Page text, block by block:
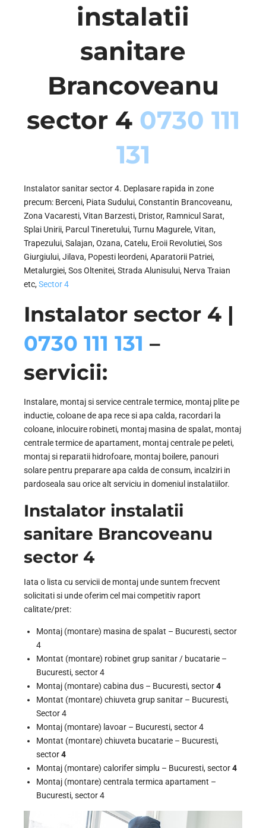
instalatii
sanitare
Brancoveanu
sector 4 0730 111
131
Instalator sanitar sector 4. Deplasare rapida in zone
precum: Berceni, Piata Sudului, Constantin Brancoveanu,
Zona Vacaresti, Vitan Barzesti, Dristor, Ramnicul Sarat,
Splai Unirii, Parcul Tineretului, Turnu Magurele, Vitan,
Trapezului, Salajan, Ozana, Catelu, Eroii Revolutiei, Sos
Giurgiului, Jilava, Popesti leordeni, Aparatorii Patriei,
Metalurgiei, Sos Oltenitei, Strada Alunisului, Nerva Traian
etc,Sector 4
Instalator sector 4 |
0730 111 131 –
servicii:
Instalare, montaj si service centrale termice, montaj plite pe
inductie, coloane de apa rece si apa calda, racordari la
coloane, inlocuire robineti, montaj masina de spalat, montaj
centrale termice de apartament, montaj centrale pe peleti,
montaj si reparatii hidrofoare, montaj boilere, panouri
solare pentru preparare apa calda de consum, incalziri in
pardoseala sau orice alt serviciu in domeniul instalatiilor.
Instalator instalatii
sanitare Brancoveanu
sector 4
Iata o lista cu servicii de montaj unde suntem frecvent
solicitati si unde oferim cel mai competitiv raport
calitate/pret:
Montaj (montare) masina de spalat – Bucuresti, sector
4
Montat (montare) robinet grup sanitar / bucatarie –
Bucuresti, sector 4
Montaj (montare) cabina dus – Bucuresti, sector4
Montat (montare) chiuveta grup sanitar – Bucuresti,
Sector 4
Montaj (montare) lavoar – Bucuresti, sector 4
Montat (montare) chiuveta bucatarie – Bucuresti,
sector4
Montaj (montare) calorifer simplu – Bucuresti, sector4
Montaj (montare) centrala termica apartament –
Bucuresti, sector 4